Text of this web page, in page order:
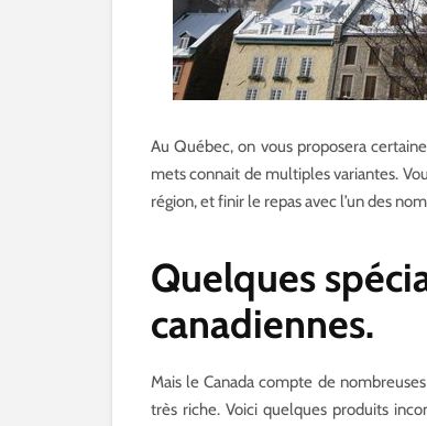
Au Québec, on vous proposera
mets connait de multiples variantes.
région, et finir le repas avec l’un des
Quelques
canadiennes.
Mais le Canada compte de
très riche. Voici quelques produits